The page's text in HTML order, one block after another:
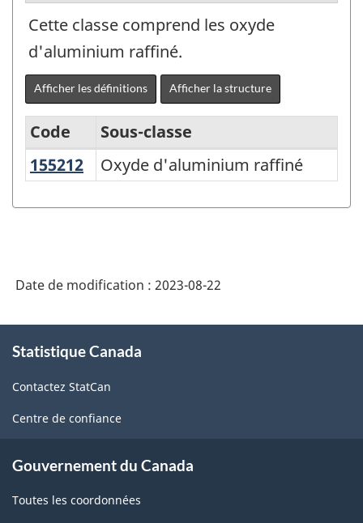
Cette classe comprend les oxyde
d'aluminium raffiné.
Afficher les définitions Afficher la structure
Variante
2017
2.0
-
Indice
des
des
Code
Sous-classe
155212 Oxyde d'aluminium raffiné
Oxyde d'aluminium raffiné
Date de modification : 2023-08-22
propos
ce
site
Statistique Canada
Contactez StatCan
Centre de confiance
Gouvernement du Canada
Toutes les coordonnées